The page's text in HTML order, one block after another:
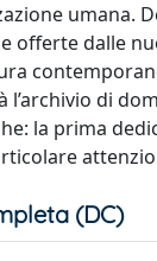
umana.
dalle
di
la prima
(DC)